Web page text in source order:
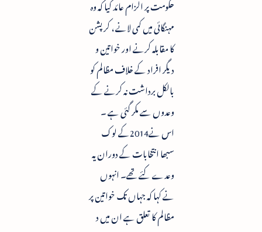
حکومت پر الزام عائد کیا کہ وہ
مہنگائی میں کمی لانے ، کرپشن
کا مقابلہ کرنے اور خواتین و
دیگر افراد کے خلاف مظالم کو
بالکل برداشت نہ کرنے کے
وعدوں سے مکر گئی ہے ۔
اس نے2014کے لوک
سبھا انتخابات کے دوران یہ
وعدے کئے تھے۔ انہوں
نے کہا کہ جہاں تک خواتین پر
مظالم کا تعلق ہے ان میں د